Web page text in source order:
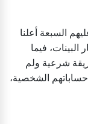
السبعة أعلنا
فيما
شرعية ولم
الشخصية،